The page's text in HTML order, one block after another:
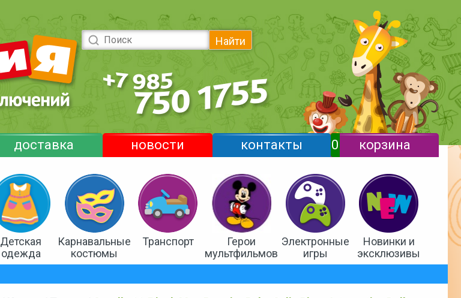
Найти
доставка новости контакты 0 корзина
Детская
одежда
Карнавальные
костюмы
Транспорт
Герои
мультфильмов
Электронные
игры
Новинки и
эксклюзивы